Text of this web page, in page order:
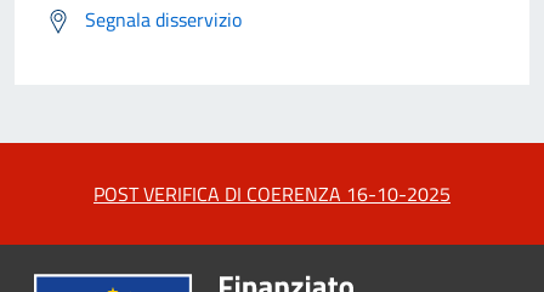
Segnala disservizio
POST VERIFICA DI COERENZA 16-10-2025